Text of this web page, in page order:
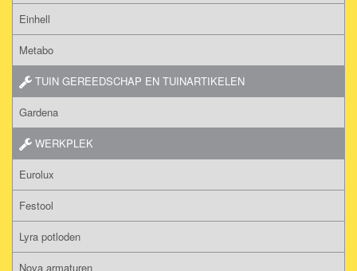
Einhell
Metabo
TUIN GEREEDSCHAP EN TUINARTIKELEN
Gardena
WERKPLEK
Eurolux
Festool
Lyra potloden
Nova armaturen